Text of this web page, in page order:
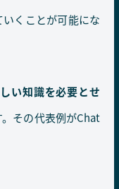
くことが可能にな
い知識を必要とせ
。その代表例がChat